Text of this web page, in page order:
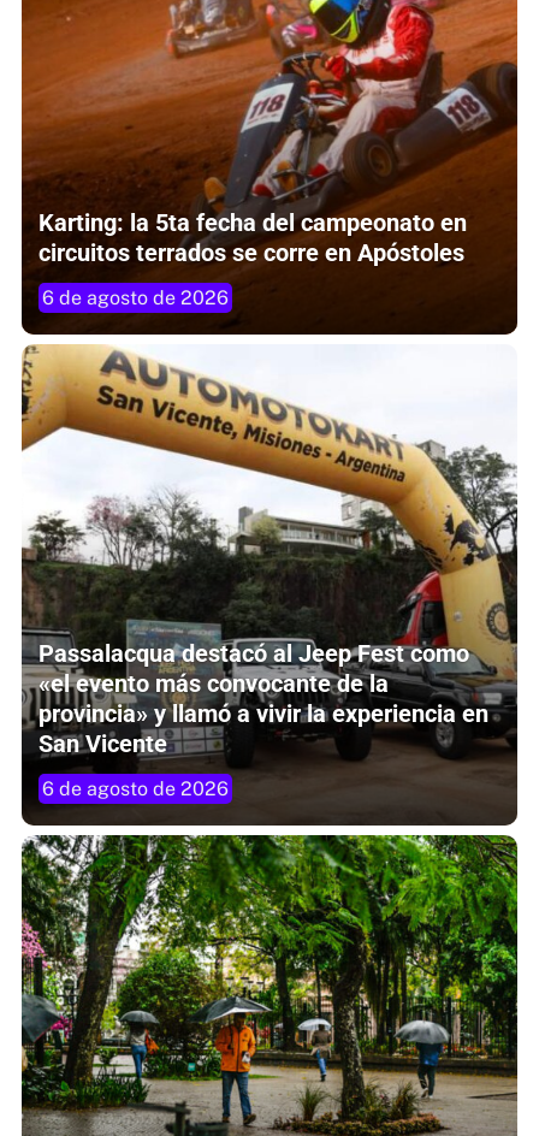
Karting: la 5ta fecha del campeonato en
circuitos terrados se corre en Apóstoles
6 de agosto de 2026
Passalacqua destacó al Jeep Fest como
«el evento más convocante de la
provincia» y llamó a vivir la experiencia en
San Vicente
6 de agosto de 2026